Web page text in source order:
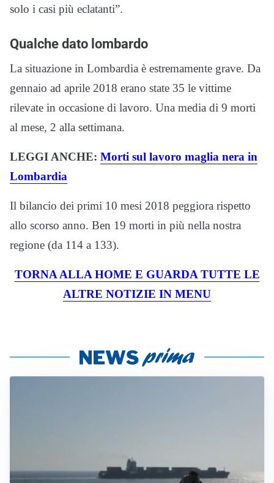
solo i casi più eclatanti”.
Qualche dato lombardo
La situazione in Lombardia è estremamente grave. Da
gennaio ad aprile 2018 erano state 35 le vittime
rilevate in occasione di lavoro. Una media di 9 morti
al mese, 2 alla settimana.
LEGGI ANCHE: Morti sul lavoro maglia nera in
Lombardia
Il bilancio dei primi 10 mesi 2018 peggiora rispetto
allo scorso anno. Ben 19 morti in più nella nostra
regione (da 114 a 133).
TORNA ALLA HOME E GUARDA TUTTE LE
ALTRE NOTIZIE IN MENU